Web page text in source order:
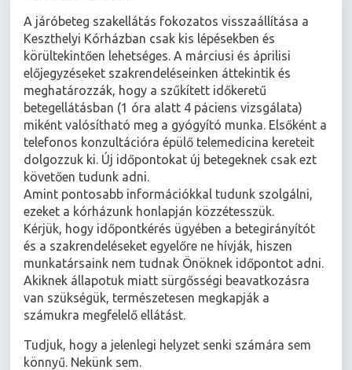
A járóbeteg szakellátás fokozatos visszaállítása a
Keszthelyi Kórházban csak kis lépésekben és
körültekintően lehetséges. A márciusi és áprilisi
előjegyzéseket szakrendeléseinken áttekintik és
meghatározzák, hogy a szűkített időkeretű
betegellátásban (1 óra alatt 4 páciens vizsgálata)
miként valósítható meg a gyógyító munka. Elsőként a
telefonos konzultációra épülő telemedicina kereteit
dolgozzuk ki. Új időpontokat új betegeknek csak ezt
követően tudunk adni.
Amint pontosabb információkkal tudunk szolgálni,
ezeket a kórházunk honlapján közzétesszük.
Kérjük, hogy időpontkérés ügyében a betegirányítót
és a szakrendeléseket egyelőre ne hívják, hiszen
munkatársaink nem tudnak Önöknek időpontot adni.
Akiknek állapotuk miatt sürgősségi beavatkozásra
van szükségük, természetesen megkapják a
számukra megfelelő ellátást.
Tudjuk, hogy a jelenlegi helyzet senki számára sem
könnyű. Nekünk sem.